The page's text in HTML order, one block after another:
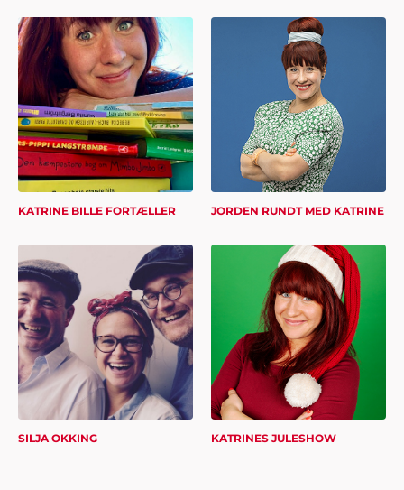
Karoline K. Mortensen
"Hej Showbizz Danmark. Vil lige give en
tilbagemelding på vores fest - det blev et kanon
arrangement, som både vi og vores gæster var
meget tilfredse med. Vi vender helt sikkert tilbage
til jer når en ny fest skal arrangeres".
John Jensen, Herning
"Vi har booket musik gennem Showbizz Danmark.
God og kyndig vejledning og hurtig booking".
Jan Rasmussen, Roskilde
fantastiske service. Tak for hjælpen med
KATRINE BILLE FORTÆLLER JORDEN RUNDT MED KATRINE
SILJA OKKING KATRINES JULESHOW